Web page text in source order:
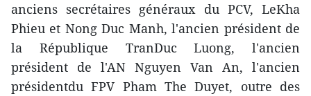
anciens secrétaires généraux du PCV, LeKha
Phieu et Nong Duc Manh, l'ancien président de
la République TranDuc Luong, l'ancien
président de l'AN Nguyen Van An, l'ancien
présidentdu FPV Pham The Duyet, outre des